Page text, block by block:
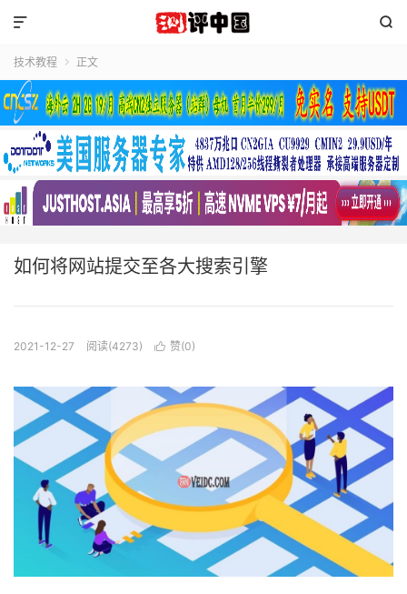


技术教程  正文
如何将网站提交至各大搜索引擎
2021-12-27 阅读(4273)  赞(0)